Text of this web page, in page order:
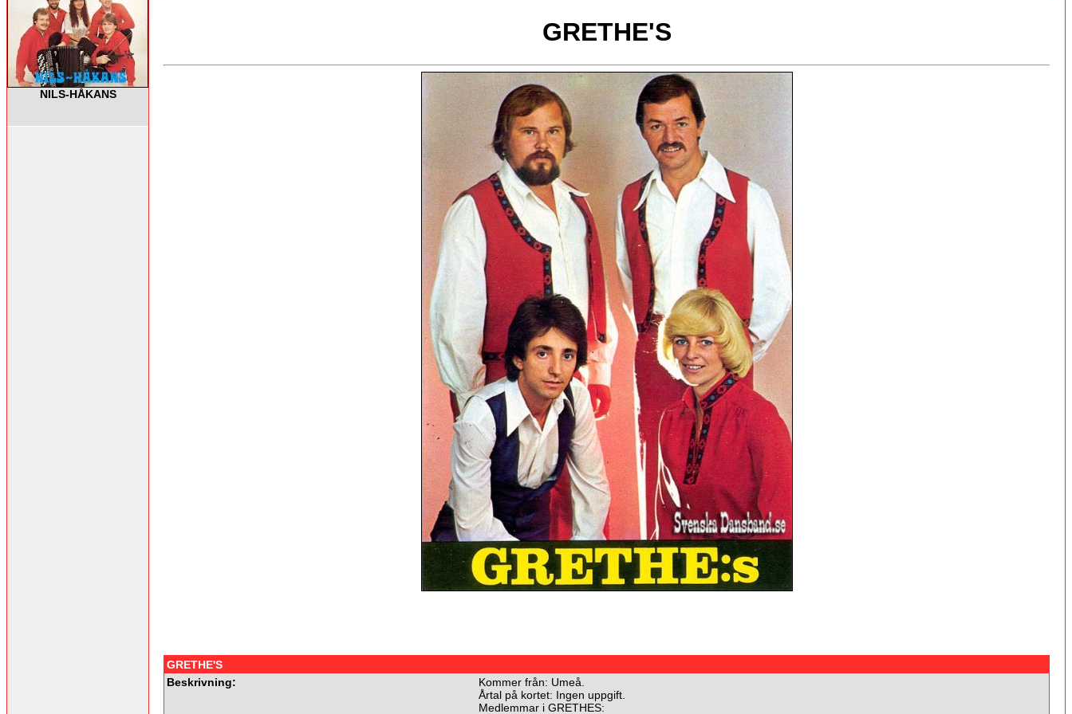
NILS-HÅKANS
GRETHE'S
GRETHE'S
Beskrivning:
Kommer från: Umeå.
Årtal på kortet: Ingen uppgift.
Medlemmar i GRETHES: